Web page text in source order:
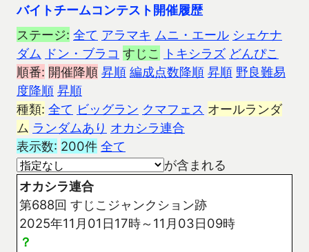
バイトチームコンテスト開催履歴
ステージ: 全て アラマキ ムニ・エール シェケナ
ダム ドン・ブラコ すじこ トキシラズ どんぴこ
順番: 開催降順 昇順 編成点数降順 昇順 野良難易
度降順 昇順
種類: 全て ビッグラン クマフェス オールランダ
ム ランダムあり オカシラ連合
表示数: 200件 全て
が含まれる
オカシラ連合
第688回 すじこジャンクション跡
2025年11月01日17時～11月03日09時
？